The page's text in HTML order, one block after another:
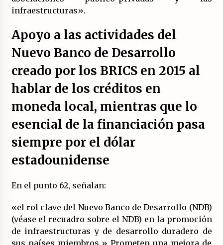
infraestructuras».
Apoyo a las actividades del
Nuevo Banco de Desarrollo
creado por los BRICS en 2015 al
hablar de los créditos en
moneda local, mientras que lo
esencial de la financiación pasa
siempre por el dólar
estadounidense
En el punto 62, señalan:
«el rol clave del Nuevo Banco de Desarrollo (NDB)
(véase el recuadro sobre el NDB) en la promoción
de infraestructuras y de desarrollo duradero de